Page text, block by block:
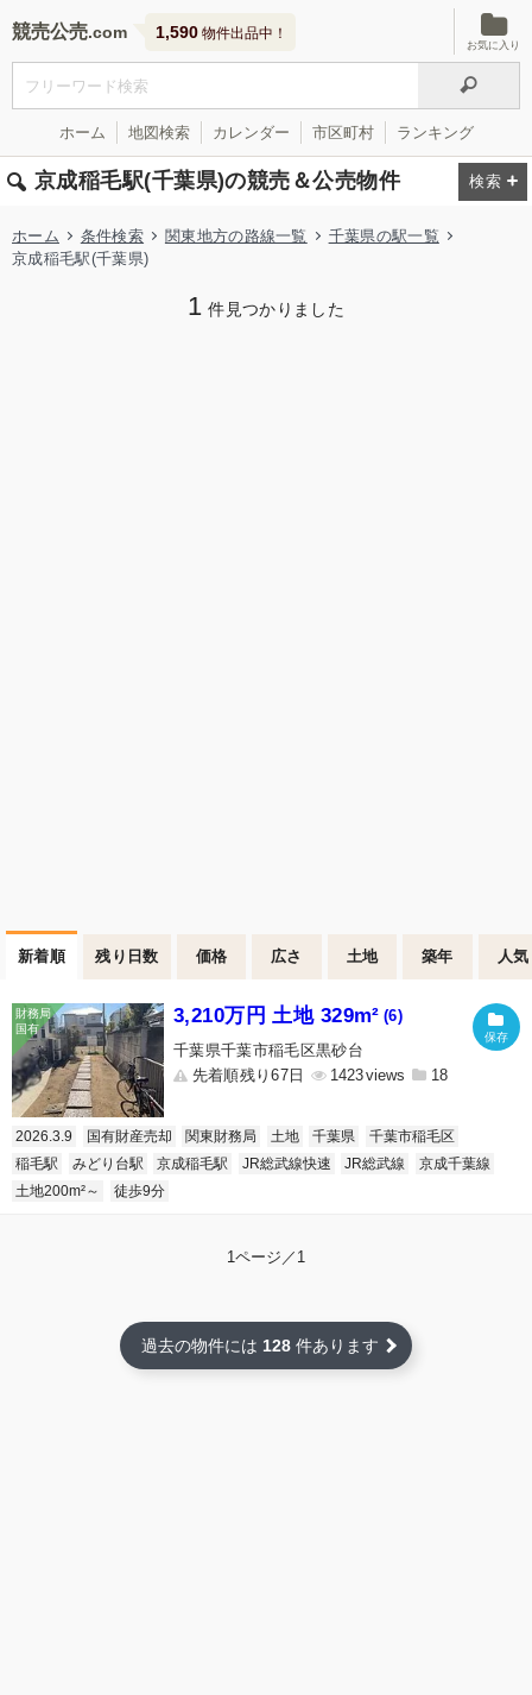
競売公売 1,590 物件出品中！
お気に入り
ホーム 地図検索 カレンダー 市区町村 ランキング
京成稲毛駅(千葉県)の競売＆公売物件
ホーム 条件検索 関東地方の路線一覧
千葉県の駅一覧
京成稲毛駅(千葉県)
1 件見つかりました
新着順 残り日数 価格 広さ 土地 築年 人気
3,210万円 土地 329m² (6)
千葉県千葉市稲毛区黒砂台
先着順残り67日
1423 18
2026.3.9 国有財産売却 関東財務局 土地 千葉県
千葉市稲毛区
稲毛駅
みどり台駅 京成稲毛駅 JR総武線快速 JR総武線
京成千葉線
土地200m²～
徒歩9分
1ページ／1
過去の物件には 128 件あります